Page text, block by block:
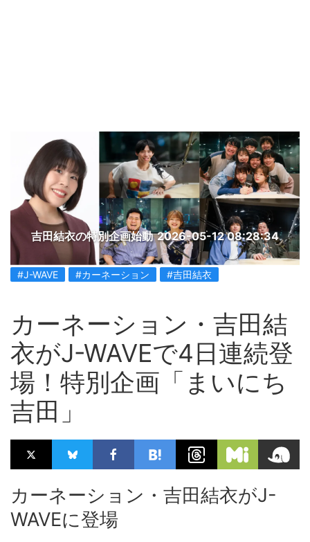
吉田結衣の特別企画始動 2026-05-12 08:28:34
#J-WAVE #カーネーション #吉田結衣
カーネーション・吉田結
衣がJ-WAVEで4日連続登
場！特別企画「まいにち
吉田」
カーネーション・吉田結衣がJ-
WAVEに登場